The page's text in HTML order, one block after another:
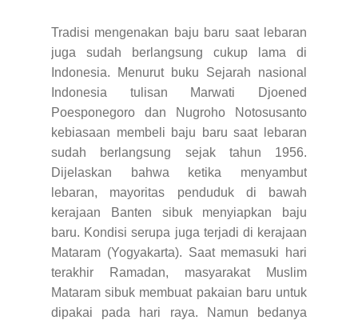
Tradisi mengenakan baju baru saat lebaran
juga sudah berlangsung cukup lama di
Indonesia. Menurut buku Sejarah nasional
Indonesia tulisan Marwati Djoened
Poesponegoro dan Nugroho Notosusanto
kebiasaan membeli baju baru saat lebaran
sudah berlangsung sejak tahun 1956.
Dijelaskan bahwa ketika menyambut
lebaran, mayoritas penduduk di bawah
kerajaan Banten sibuk menyiapkan baju
baru. Kondisi serupa juga terjadi di kerajaan
Mataram (Yogyakarta). Saat memasuki hari
terakhir Ramadan, masyarakat Muslim
Mataram sibuk membuat pakaian baru untuk
dipakai pada hari raya. Namun bedanya